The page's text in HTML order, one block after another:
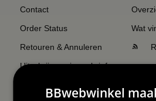
Contact
Order Status
Retouren & Annuleren
Uitschrijven nieuwsbrief
Wij verzenden Postnl
Wat
BBwebwinkel